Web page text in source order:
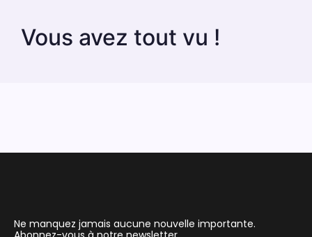
Vous avez tout vu !
Ne manquez jamais aucune nouvelle importante.